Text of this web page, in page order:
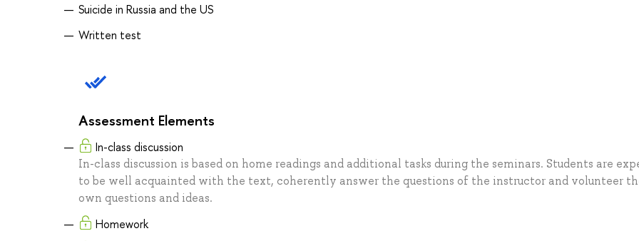
Suicide in Russia and the US
Written test
Assessment Elements
In-class discussion
In-class discussion is based on home readings and additional tasks during the seminars. Students are
to be well acquainted with the text, coherently answer the questions of the instructor and volunteer
own questions and ideas.
Homework